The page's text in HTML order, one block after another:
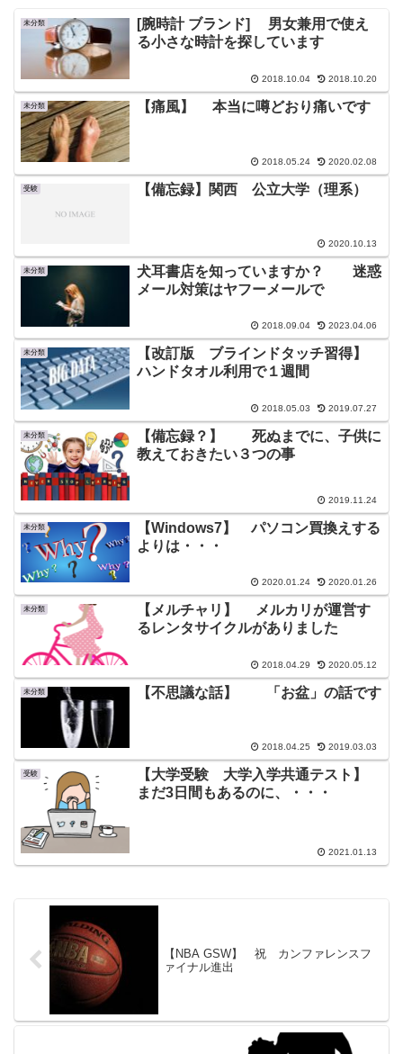
未分類
[腕時計 ブランド] 男女兼用で使え
る小さな時計を探しています
2018.10.04 2018.10.20
未分類 【痛風】 本当に噂どおり痛いです
2018.05.24 2020.02.08
受験 【備忘録】関西 公立大学（理系）
2020.10.13
未分類
犬耳書店を知っていますか？ 迷惑
メール対策はヤフーメールで
2018.09.04 2023.04.06
未分類
【改訂版 ブラインドタッチ習得】
ハンドタオル利用で１週間
2018.05.03 2019.07.27
未分類
【備忘録？】 死ぬまでに、子供に
教えておきたい３つの事
2019.11.24
未分類
【Windows7】 パソコン買換えする
よりは・・・
2020.01.24 2020.01.26
未分類
【メルチャリ】 メルカリが運営す
るレンタサイクルがありました
2018.04.29 2020.05.12
未分類 【不思議な話】 「お盆」の話です
2018.04.25 2019.03.03
受験
【大学受験 大学入学共通テスト】
まだ3日間もあるのに、・・・
2021.01.13
【NBA GSW】 祝 カンファレンスフ
ァイナル進出